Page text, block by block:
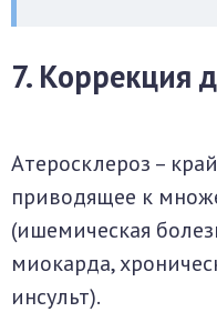
7. Коррекция
Атеросклероз –
приводящее к
(ишемическая
миокарда,
инсульт).